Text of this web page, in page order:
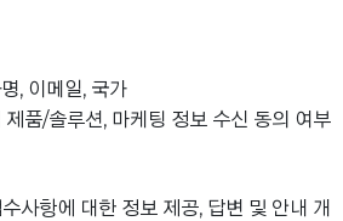
, 이메일, 국가
제품/솔루션, 마케팅 정보 수신 동의 여부
사항에 대한 정보 제공, 답변 및 안내 개